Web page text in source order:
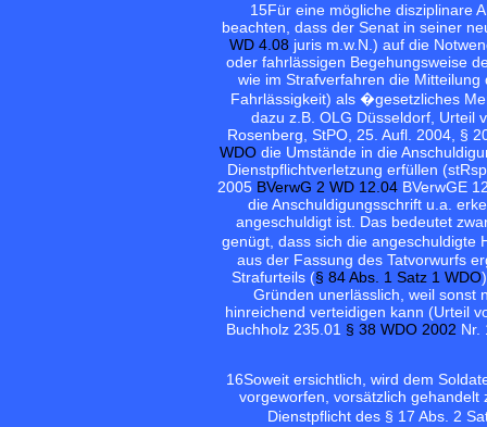
15Für eine mögliche disziplinare
beachten, dass der Senat in seiner
WD 4.08 juris m.w.N.) auf die
oder fahrlässigen Begehungsweise
wie im Strafverfahren die
Fahrlässigkeit) als �gesetzliches
dazu z.B. OLG Düsseldorf, Urteil
Rosenberg, StPO, 25. Aufl. 2004, §
WDO die Umstände in die
Dienstpflichtverletzung erfüllen
2005 BVerwG 2 WD 12.04 BVerwGE
die Anschuldigungsschrift u.a.
angeschuldigt ist. Das bedeutet
genügt, dass sich die
aus der Fassung des Tatvorwurfs
Strafurteils (§ 84 Abs. 1 Satz 1 WDO
Gründen unerlässlich, weil sonst
hinreichend verteidigen kann (Urteil
Buchholz 235.01 § 38 WDO 2002 Nr.
16Soweit ersichtlich, wird dem
vorgeworfen, vorsätzlich
Dienstpflicht des § 17 Abs. 2